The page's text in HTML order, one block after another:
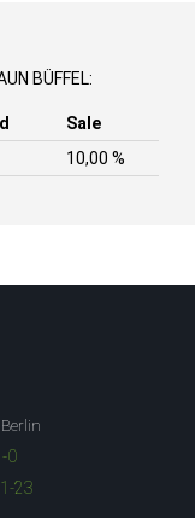
BÜFFEL:
Sale
10,00 %
0
23